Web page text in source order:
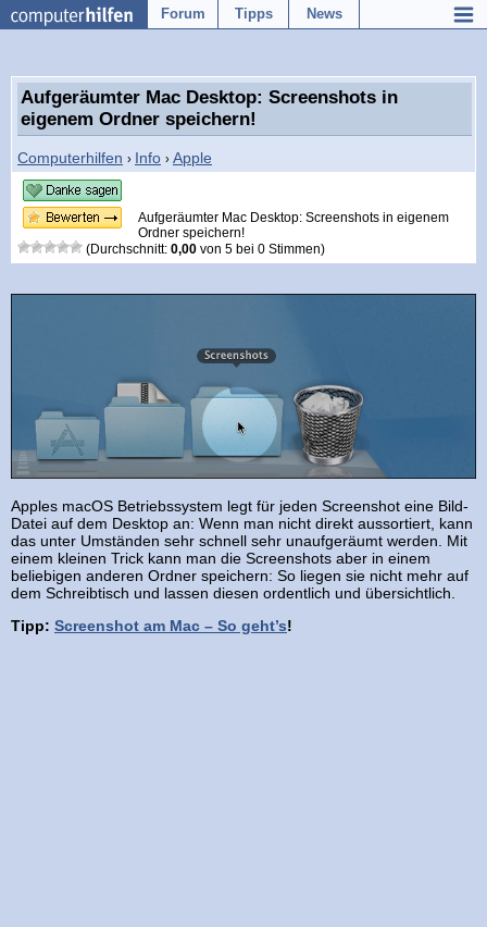
Forum Tipps News
Aufgeräumter Mac Desktop: Screenshots in
eigenem Ordner speichern!
Computerhilfen › Info › Apple
Aufgeräumter Mac Desktop: Screenshots in eigenem
Ordner speichern!
(Durchschnitt: 0,00 von 5 bei 0 Stimmen)
Apples macOS Betriebssystem legt für jeden Screenshot eine Bild-
Datei auf dem Desktop an: Wenn man nicht direkt aussortiert, kann
das unter Umständen sehr schnell sehr unaufgeräumt werden. Mit
einem kleinen Trick kann man die Screenshots aber in einem
beliebigen anderen Ordner speichern: So liegen sie nicht mehr auf
dem Schreibtisch und lassen diesen ordentlich und übersichtlich.
Tipp: Screenshot am Mac – So geht’s!